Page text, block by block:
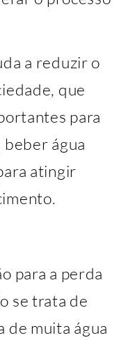
a reduzir o
que
para
água
atingir
para a perda
se trata de
de muita água